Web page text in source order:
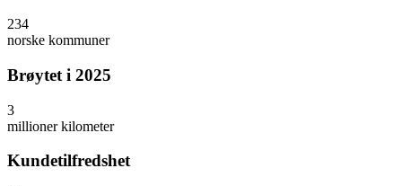
234
norske kommuner
Brøytet i 2025
3
millioner kilometer
Kundetilfredshet